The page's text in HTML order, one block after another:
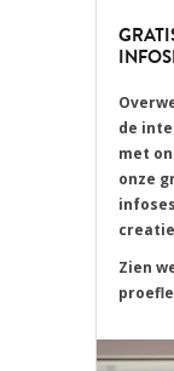
de
met
onze
Zien